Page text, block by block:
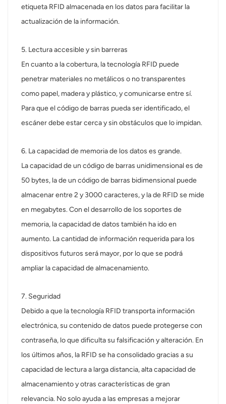
etiqueta RFID almacenada en los datos para facilitar la
actualización de la información.
5. Lectura accesible y sin barreras
En cuanto a la cobertura, la tecnología RFID puede
penetrar materiales no metálicos o no transparentes
como papel, madera y plástico, y comunicarse entre sí.
Para que el código de barras pueda ser identificado, el
escáner debe estar cerca y sin obstáculos que lo impidan.
6. La capacidad de memoria de los datos es grande.
La capacidad de un código de barras unidimensional es de
50 bytes, la de un código de barras bidimensional puede
almacenar entre 2 y 3000 caracteres, y la de RFID se mide
en megabytes. Con el desarrollo de los soportes de
memoria, la capacidad de datos también ha ido en
aumento. La cantidad de información requerida para los
dispositivos futuros será mayor, por lo que se podrá
ampliar la capacidad de almacenamiento.
7. Seguridad
Debido a que la tecnología RFID transporta información
electrónica, su contenido de datos puede protegerse con
contraseña, lo que dificulta su falsificación y alteración. En
los últimos años, la RFID se ha consolidado gracias a su
capacidad de lectura a larga distancia, alta capacidad de
almacenamiento y otras características de gran
relevancia. No solo ayuda a las empresas a mejorar